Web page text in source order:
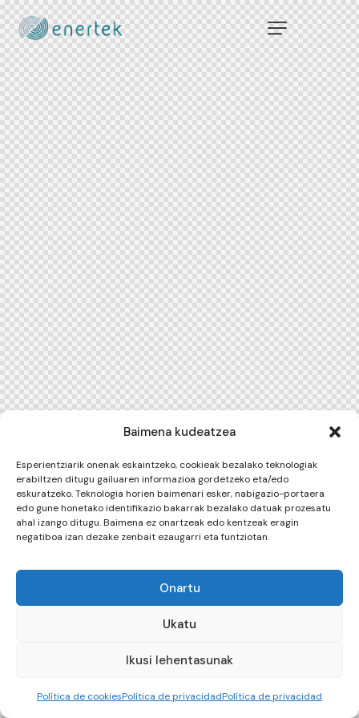
Baimena kudeatzea
Esperientziarik onenak eskaintzeko, cookieak bezalako teknologiak
erabiltzen ditugu gailuaren informazioa gordetzeko eta/edo
eskuratzeko. Teknologia horien baimenari esker, nabigazio-portaera
edo gune honetako identifikazio bakarrak bezalako datuak prozesatu
ahal izango ditugu. Baimena ez onartzeak edo kentzeak eragin
negatiboa izan dezake zenbait ezaugarri eta funtziotan.
Onartu
Ukatu
Ikusi lehentasunak
Política de cookiesPolítica de privacidadPolítica de privacidad